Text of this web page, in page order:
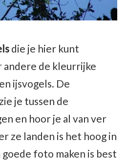
die je hier kunt
de kleurrijke
ijsvogels. De
je tussen de
en hoor je al van ver
ze landen is het hoog in
goede foto maken is best